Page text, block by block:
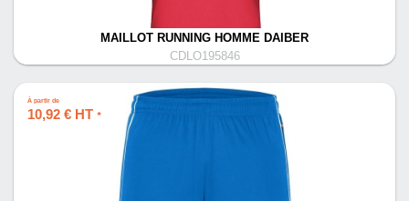
MAILLOT RUNNING HOMME DAIBER
CDLO195846
À partir de
10,92 € HT *